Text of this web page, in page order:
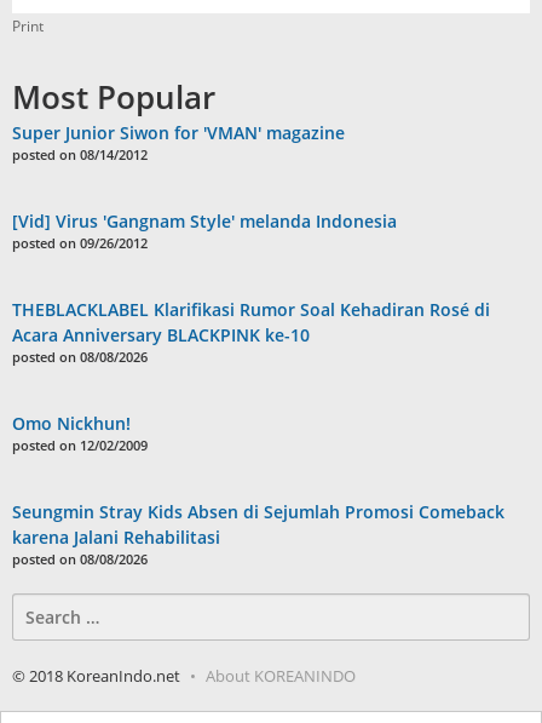
Print
Most Popular
Super Junior Siwon for 'VMAN' magazine
posted on 08/14/2012
[Vid] Virus 'Gangnam Style' melanda Indonesia
posted on 09/26/2012
THEBLACKLABEL Klarifikasi Rumor Soal Kehadiran Rosé di
Acara Anniversary BLACKPINK ke-10
posted on 08/08/2026
Omo Nickhun!
posted on 12/02/2009
Seungmin Stray Kids Absen di Sejumlah Promosi Comeback
karena Jalani Rehabilitasi
posted on 08/08/2026
for:
© 2018 KoreanIndo.net About KOREANINDO